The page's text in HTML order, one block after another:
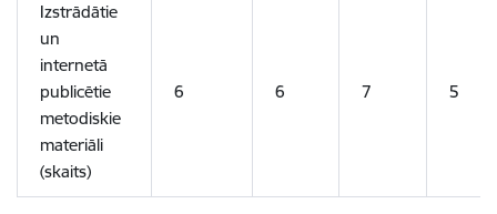
Izstrādātie
un
internetā
publicētie
metodiskie
materiāli
(skaits)
6 6 7 5